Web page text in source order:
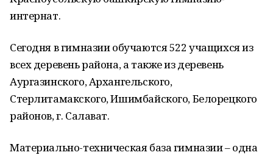
интернат.
Сегодня в гимназии обучаются 522 учащихся из
всех деревень района, а также из деревень
Аургазинского, Архангельского,
Стерлитамакского, Ишимбайского, Белорецкого
районов, г. Салават.
Материально-техническая база гимназии – одна